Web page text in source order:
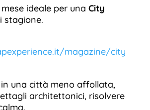
ideale per una City
stagione.
magazine/city
una città meno affollata,
architettonici, risolvere